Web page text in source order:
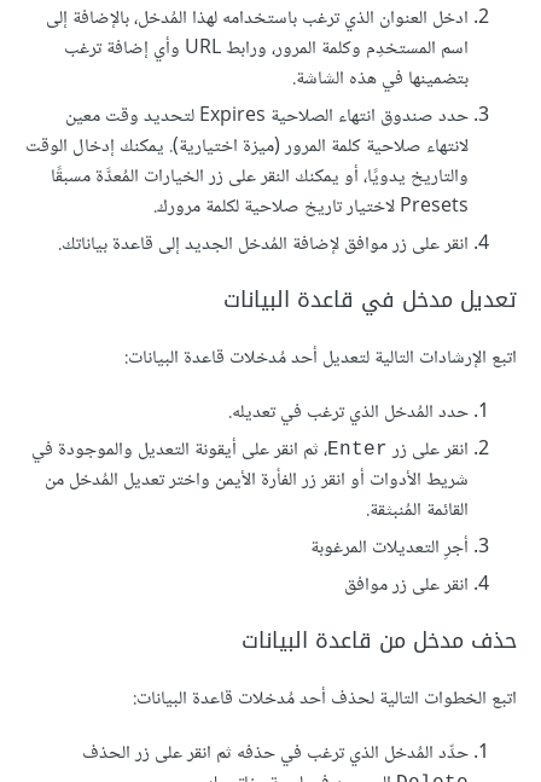
ادخل العنوان الذي ترغب باستخدامه لهذا المُدخل، بالإضافة إلى
اسم المستخدِم وكلمة المرور، ورابط URL وأي إضافة ترغب
بتضمينها في هذه الشاشة.
حدد صندوق انتهاء الصلاحية Expires لتحديد وقت معين
لانتهاء صلاحية كلمة المرور (ميزة اختيارية). يمكنك إدخال الوقت
والتاريخ يدويًا، أو يمكنك النقر على زر الخيارات المُعدَّة مسبقًا
Presets لاختيار تاريخ صلاحية لكلمة مرورك.
انقر على زر موافق لإضافة المُدخل الجديد إلى قاعدة بياناتك.
تعديل مدخل في قاعدة البيانات
اتبع الإرشادات التالية لتعديل أحد مُدخلات قاعدة البيانات:
حدد المُدخل الذي ترغب في تعديله.
انقر على زر Enter، ثم انقر على أيقونة التعديل والموجودة في
شريط الأدوات أو انقر زر الفأرة الأيمن واختر تعديل المُدخل من
القائمة المُنبثقة.
أجرِ التعديلات المرغوبة
انقر على زر موافق
حذف مدخل من قاعدة البيانات
اتبع الخطوات التالية لحذف أحد مُدخلات قاعدة البيانات:
حدِّد المُدخل الذي ترغب في حذفه ثم انقر على زر الحذف